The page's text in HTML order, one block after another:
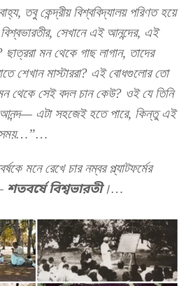
তবু কেন্দ্রীয় বিশ্ববিদ্যালয় পরিণত হয়ে
সেখানে এই আনন্দের, এই
ছাত্ররা মন থেকে গাছ লাগান, তাদের
শেখান মাস্টাররা? এই বোধগুলোর তো
মন থেকে সেই বদল চান কেউ? ওই যে তিনি
আনন্দ— এটা সহজেই হতে পারে, কিন্তু এই
মনে রেখে চার নম্বর প্ল্যাটফর্মের
শতবর্ষে বিশ্বভারতী।…